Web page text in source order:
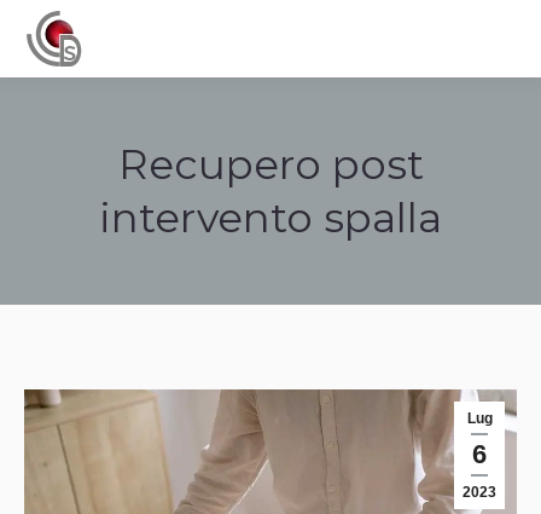
Recupero post
intervento spalla
Lug
6
2023